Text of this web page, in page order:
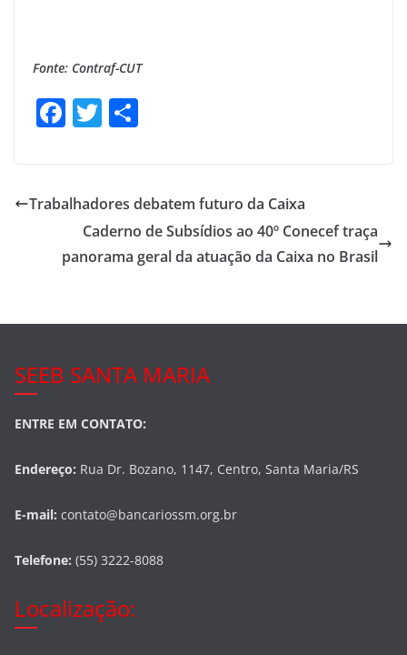
Fonte: Contraf-CUT
F
e
o
k
T
er e
Trabalhadores debatem futuro da Caixa
Caderno de Subsídios ao 40º Conecef traça
panorama geral da atuação da Caixa no Brasil
SEEB SANTA MARIA
ENTRE EM CONTATO:
Endereço: Rua Dr. Bozano, 1147, Centro, Santa Maria/RS
E-mail: contato@bancariossm.org.br
Telefone: (55) 3222-8088
Localização: